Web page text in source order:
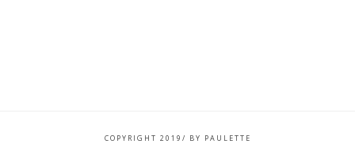
COPYRIGHT 2019/ BY PAULETTE